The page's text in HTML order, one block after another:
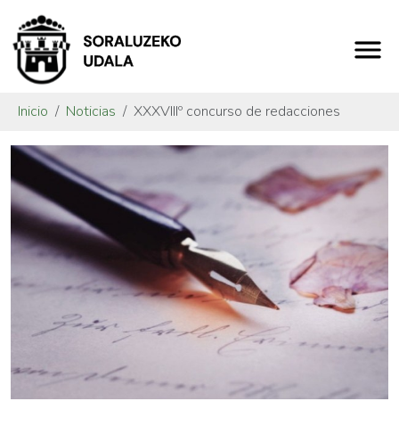
Inicio Noticias XXXVIIIº concurso de redacciones